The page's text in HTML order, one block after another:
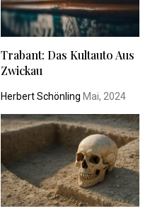
Trabant: Das Kultauto Aus
Zwickau
Herbert Schönling Mai, 2024